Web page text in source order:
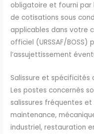
obligatoire et fourni par
de cotisations sous
applicables dans votre
officiel (URSSAF/
l’assujettissement
Salissure et spécificités
Les postes concernés
salissures fréquentes et
maintenance,
industriel, restauration